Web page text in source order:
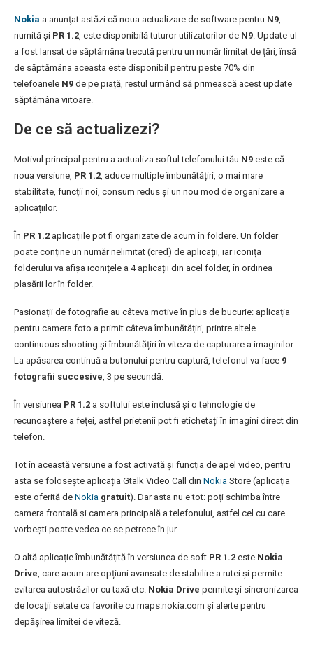
Nokia a anunţat astăzi că noua actualizare de software pentru N9,
numită și PR 1.2, este disponibilă tuturor utilizatorilor de N9. Update-ul
a fost lansat de săptămâna trecută pentru un număr limitat de țări, însă
de săptămâna aceasta este disponibil pentru peste 70% din
telefoanele N9 de pe piață, restul urmând să primească acest update
săptămâna viitoare.
De ce să actualizezi?
Motivul principal pentru a actualiza softul telefonului tău N9 este că
noua versiune, PR 1.2, aduce multiple îmbunătățiri, o mai mare
stabilitate, funcții noi, consum redus și un nou mod de organizare a
aplicațiilor.
În PR 1.2 aplicațiile pot fi organizate de acum în foldere. Un folder
poate conține un număr nelimitat (cred) de aplicații, iar iconița
folderului va afișa iconițele a 4 aplicații din acel folder, în ordinea
plasării lor în folder.
Pasionații de fotografie au câteva motive în plus de bucurie: aplicația
pentru camera foto a primit câteva îmbunătățiri, printre altele
continuous shooting și îmbunătățiri în viteza de capturare a imaginilor.
La apăsarea continuă a butonului pentru captură, telefonul va face 9
fotografii succesive, 3 pe secundă.
În versiunea PR 1.2 a softului este inclusă și o tehnologie de
recunoaștere a feței, astfel prietenii pot fi etichetați în imagini direct din
telefon.
Tot în această versiune a fost activată și funcția de apel video, pentru
asta se folosește aplicația Gtalk Video Call din Nokia Store (aplicația
este oferită de Nokia gratuit). Dar asta nu e tot: poți schimba între
camera frontală și camera principală a telefonului, astfel cel cu care
vorbești poate vedea ce se petrece în jur.
O altă aplicație îmbunătățită în versiunea de soft PR 1.2 este Nokia
Drive, care acum are opțiuni avansate de stabilire a rutei și permite
evitarea autostrăzilor cu taxă etc. Nokia Drive permite și sincronizarea
de locații setate ca favorite cu maps.nokia.com și alerte pentru
depășirea limitei de viteză.